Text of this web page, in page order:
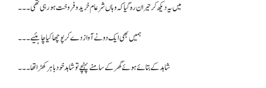
میں یہ دیکھ کر حیران رہ گیا کہ وہاں شرعام خرید و فروخت ہو رہی تھی۔۔۔
ہمیں بھی ایک دو نے آواز دے کر پوچھا کیا چاہئیے ۔۔۔
شاہد کے بتائے ہوئے گھر کے سامنے پہنچے تو شاہد خود باہر کھڑا تھا۔۔۔